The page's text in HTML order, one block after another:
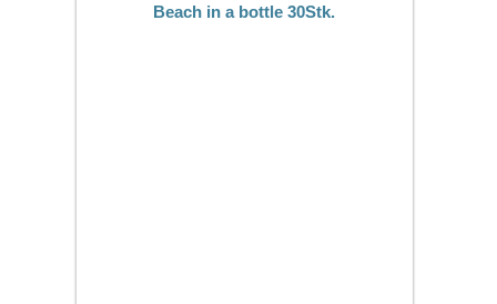
Beach in a bottle 30Stk.